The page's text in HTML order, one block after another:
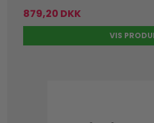
879,20 DKK
VIS